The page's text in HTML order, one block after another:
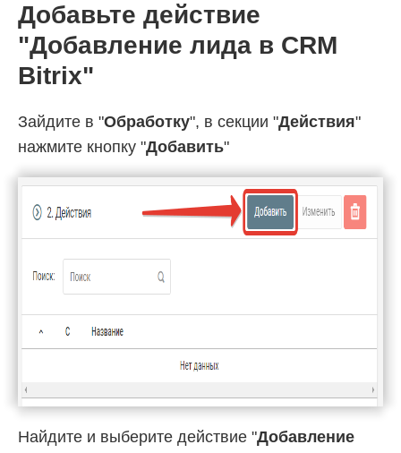
Добавьте действие
"Добавление лида в CRM
Bitrix"
Зайдите в "Обработку", в секции "Действия"
нажмите кнопку "Добавить"
Найдите и выберите действие "Добавление